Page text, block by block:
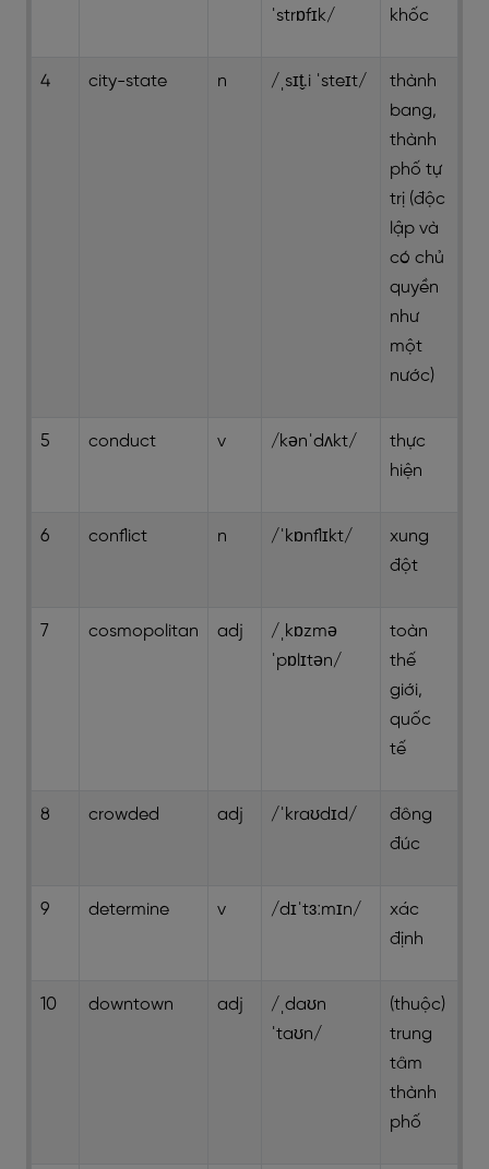
ˈstrɒfɪk/
khốc
4 city-state n /ˌsɪt̬.i ˈsteɪt/
thành
bang,
thành
phố tự
trị (độc
lập và
có chủ
quyền
như
một
nước)
5 conduct v /kənˈdʌkt/
thực
hiện
6 conflict n /ˈkɒnﬂɪkt/
xung
đột
7 cosmopolitan adj
/ˌkɒzmə
ˈpɒlɪtən/
toàn
thế
giới,
quốc
tế
8 crowded adj /ˈkraʊdɪd/
đông
đúc
9 determine v /dɪˈtɜːmɪn/
xác
định
10 downtown adj
/ˌdaʊn
ˈtaʊn/
(thuộc)
trung
tâm
thành
phố